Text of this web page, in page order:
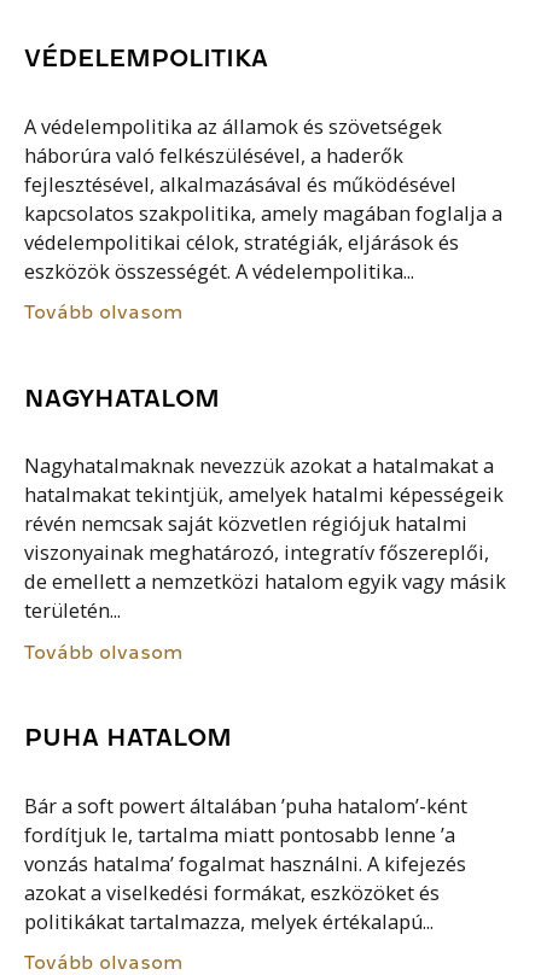
VÉDELEMPOLITIKA
A védelempolitika az államok és szövetségek
háborúra való felkészülésével, a haderők
fejlesztésével, alkalmazásával és működésével
kapcsolatos szakpolitika, amely magában foglalja a
védelempolitikai célok, stratégiák, eljárások és
eszközök összességét. A védelempolitika...
Tovább olvasom
NAGYHATALOM
Nagyhatalmaknak nevezzük azokat a hatalmakat a
hatalmakat tekintjük, amelyek hatalmi képességeik
révén nemcsak saját közvetlen régiójuk hatalmi
viszonyainak meghatározó, integratív főszereplői,
de emellett a nemzetközi hatalom egyik vagy másik
területén...
Tovább olvasom
PUHA HATALOM
Bár a soft powert általában ’puha hatalom’-ként
fordítjuk le, tartalma miatt pontosabb lenne ’a
vonzás hatalma’ fogalmat használni. A kifejezés
azokat a viselkedési formákat, eszközöket és
politikákat tartalmazza, melyek értékalapú...
Tovább olvasom